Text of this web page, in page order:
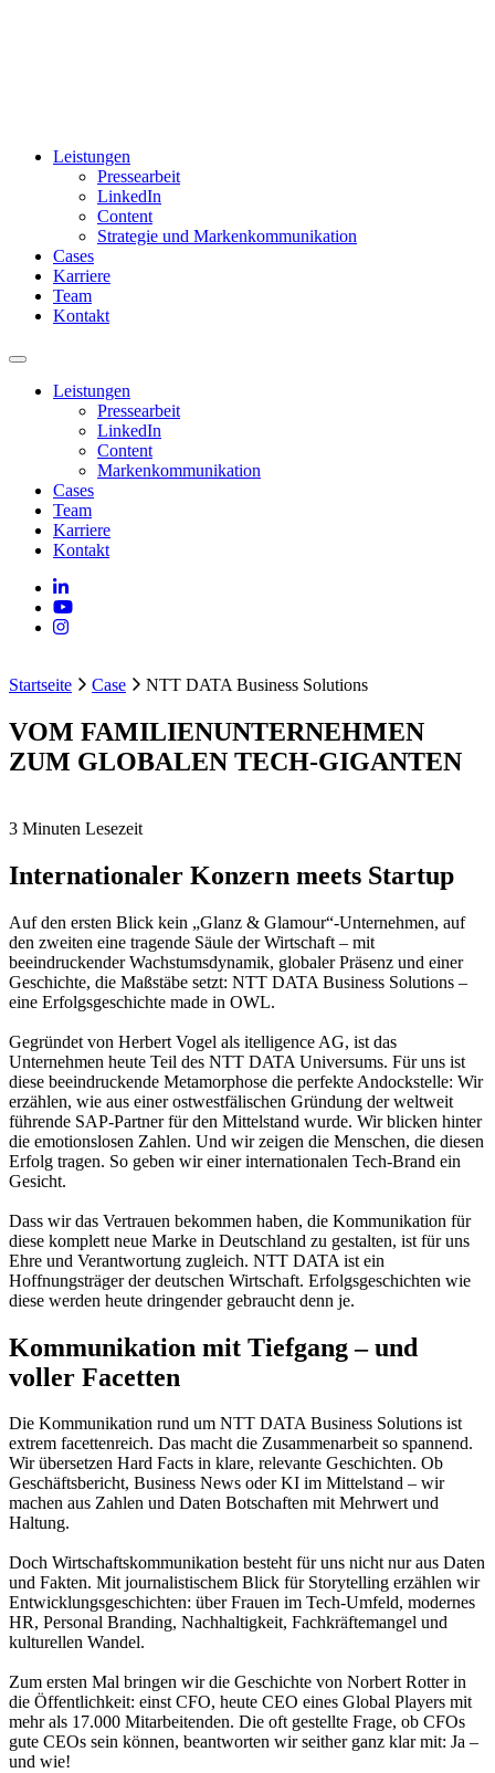
Leistungen
Pressearbeit
LinkedIn
Content
Strategie und Markenkommunikation
Cases
Karriere
Team
Kontakt
Leistungen
Pressearbeit
LinkedIn
Content
Markenkommunikation
Cases
Team
Karriere
Kontakt
Startseite Case NTT DATA Business Solutions
VOM FAMILIENUNTERNEHMEN
ZUM GLOBALEN TECH-GIGANTEN
3 Minuten Lesezeit
Internationaler Konzern meets Startup
Auf den ersten Blick kein „Glanz & Glamour“-Unternehmen, auf
den zweiten eine tragende Säule der Wirtschaft – mit
beeindruckender Wachstumsdynamik, globaler Präsenz und einer
Geschichte, die Maßstäbe setzt: NTT DATA Business Solutions –
eine Erfolgsgeschichte made in OWL.
Gegründet von Herbert Vogel als itelligence AG, ist das
Unternehmen heute Teil des NTT DATA Universums. Für uns ist
diese beeindruckende Metamorphose die perfekte Andockstelle: Wir
erzählen, wie aus einer ostwestfälischen Gründung der weltweit
führende SAP-Partner für den Mittelstand wurde. Wir blicken hinter
die emotionslosen Zahlen. Und wir zeigen die Menschen, die diesen
Erfolg tragen. So geben wir einer internationalen Tech-Brand ein
Gesicht.
Dass wir das Vertrauen bekommen haben, die Kommunikation für
diese komplett neue Marke in Deutschland zu gestalten, ist für uns
Ehre und Verantwortung zugleich. NTT DATA ist ein
Hoffnungsträger der deutschen Wirtschaft. Erfolgsgeschichten wie
diese werden heute dringender gebraucht denn je.
Kommunikation mit Tiefgang – und
voller Facetten
Die Kommunikation rund um NTT DATA Business Solutions ist
extrem facettenreich. Das macht die Zusammenarbeit so spannend.
Wir übersetzen Hard Facts in klare, relevante Geschichten. Ob
Geschäftsbericht, Business News oder KI im Mittelstand – wir
machen aus Zahlen und Daten Botschaften mit Mehrwert und
Haltung.
Doch Wirtschaftskommunikation besteht für uns nicht nur aus Daten
und Fakten. Mit journalistischem Blick für Storytelling erzählen wir
Entwicklungsgeschichten: über Frauen im Tech-Umfeld, modernes
HR, Personal Branding, Nachhaltigkeit, Fachkräftemangel und
kulturellen Wandel.
Zum ersten Mal bringen wir die Geschichte von Norbert Rotter in
die Öffentlichkeit: einst CFO, heute CEO eines Global Players mit
mehr als 17.000 Mitarbeitenden. Die oft gestellte Frage, ob CFOs
gute CEOs sein können, beantworten wir seither ganz klar mit: Ja –
und wie!